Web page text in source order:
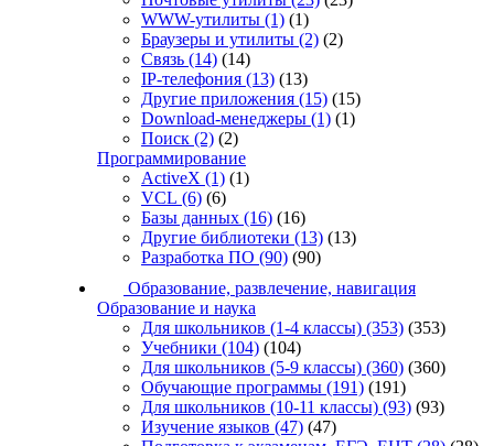
WWW-утилиты (1) (1)
Браузеры и утилиты (2) (2)
Связь (14) (14)
IP-телефония (13) (13)
Другие приложения (15) (15)
Download-менеджеры (1) (1)
Поиск (2) (2)
Программирование
ActiveX (1) (1)
VCL (6) (6)
Базы данных (16) (16)
Другие библиотеки (13) (13)
Разработка ПО (90) (90)
Образование, развлечение, навигация
Образование и наука
Для школьников (1-4 классы) (353) (353)
Учебники (104) (104)
Для школьников (5-9 классы) (360) (360)
Обучающие программы (191) (191)
Для школьников (10-11 классы) (93) (93)
Изучение языков (47) (47)